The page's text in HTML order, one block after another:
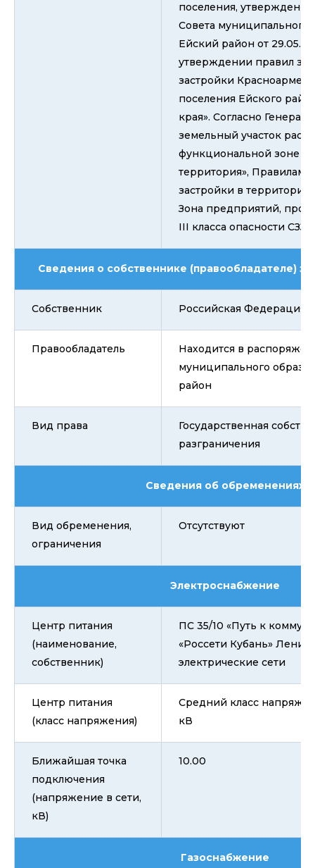
поселения,
Совета муниципального
Ейский район от
утверждении правил
застройки
поселения Ейского
края». Согласно
земельный участок
функциональной зоне
территория», Правилам
застройки в
Зона предприятий,
III класса опасности СЗЗ-
Сведения о собственнике (правообладателе)
Собственник Российская Федерация
Правообладатель
Находится в
муниципального
район
Вид права
Государственная
разграничения
Сведения об обременениях
Вид обременения,
ограничения
Отсутствуют
Электроснабжение
Центр питания
(наименование,
собственник)
ПС 35/10 «Путь к
«Россети Кубань»
электрические сети
Центр питания
(класс напряжения)
Средний класс
кВ
Ближайшая точка
подключения
(напряжение в сети,
кВ)
10.00
Газоснабжение